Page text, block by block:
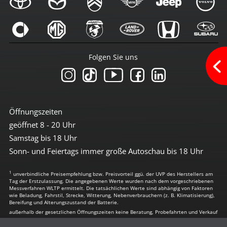
Bluetoothfunktion
Navi mit Touchscreen
Navigation
Radio
Radio DAB
Radio mit Touchscreen
Sprachsteuerung
Touchscreen
Sicherheit
3te Bremsleuchte
6x Airbag
Abstandswarnsystem
Antiblockiersystem
Antischlupfregulierung
Beifahrerairbag abschaltbar
Berganfahrhilfe
Bremsassistent
Öffnungszeiten
geöffnet 8 - 20 Uhr
Samstag bis 18 Uhr
Sonn- und Feiertags immer große Autoschau bis 18 Uhr
Folgen Sie uns
1 unverbindliche Preisempfehlung bzw. Preisvorteil ggü. der UVP des Herstellers am
Tag der Erstzulassung. Die angegebenen Werte wurden nach dem vorgeschriebenen
Messverfahren WLTP ermittelt. Die tatsächlichen Werte sind abhängig von Faktoren
wie Beladung, Fahrstil, Strecke, Witterung, Nebenverbrauchern (z. B. Klimatisierung),
Bereifung und Alterungszustand der Batterie.
außerhalb der gesetzlichen Öffnungszeiten keine Beratung, Probefahrten und Verkauf